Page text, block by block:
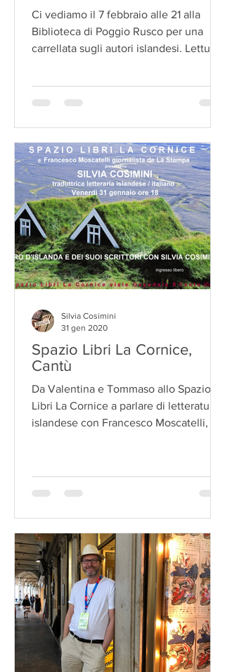
Ci vediamo il 7 febbraio alle 21 alla
Biblioteca di Poggio Rusco per una
carrellata sugli autori islandesi. Lettura
Spazio Libri La Cornice,
Cantù
Da Valentina e Tommaso allo Spazio
Libri La Cornice a parlare di letteratura
islandese con Francesco Moscatelli, 31
Silvia Cosimini
31 gen 2020